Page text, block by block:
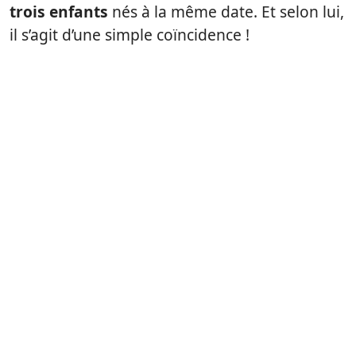
trois enfants nés à la même date. Et selon lui,
il s’agit d’une simple coïncidence !